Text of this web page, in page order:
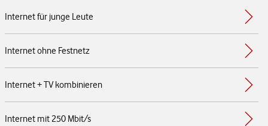
Internet für junge Leute
Internet ohne Festnetz
Internet + TV kombinieren
Internet mit 250 Mbit/s